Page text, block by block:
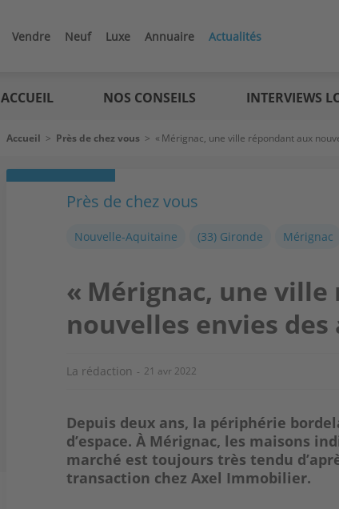
Vendre Neuf Luxe Annuaire Actualités
ACCUEIL NOS CONSEILS INTERVIEWS
Fil
Accueil > Près de chez vous > « Mérignac, une ville répondant aux
Près de chez vous
Nouvelle-Aquitaine (33) Gironde Mérignac
« Mérignac, une
nouvelles envies des
La rédaction 21 avr 2022
Depuis deux ans, la périphérie
d’espace. À Mérignac, les maisons
marché est toujours très tendu
transaction chez Axel Immobilier.